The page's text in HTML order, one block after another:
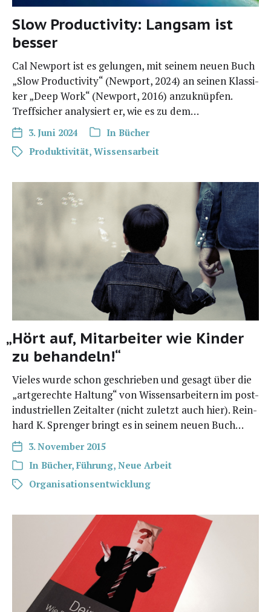
Slow Productivity: Langsam ist
besser
Cal New­port ist es gelun­gen, mit sei­nem neu­en Buch
„Slow Pro­duc­ti­vi­ty“ (New­port, 2024) an sei­nen Klas­si­
ker „Deep Work“ (New­port, 2016) anzu­knüp­fen.
Treff­si­cher ana­ly­siert er, wie es zu dem…
3. Juni 2024 In Bücher
Produktivität, Wissensarbeit
„Hört auf, Mitarbeiter wie Kinder
zu behandeln!“
Vie­les wur­de schon geschrie­ben und gesagt über die
„art­ge­rech­te Hal­tung“ von Wis­sens­ar­bei­tern im post-
indus­­tri­el­­len Zeit­al­ter (nicht zuletzt auch hier). Rein­
hard K. Spren­ger bringt es in sei­nem neu­en Buch…
3. November 2015
In Bücher, Führung, Neue Arbeit
Organisationsentwicklung